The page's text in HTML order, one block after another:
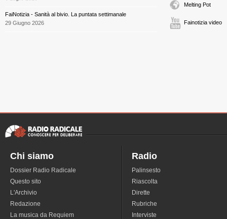
FaiNotizia - Sanità al bivio. La puntata settimanale
29 Giugno 2026
Melting Pot
Fainotizia video
Chi siamo
Dossier Radio Radicale
Questo sito
L'Archivio
Redazione
La musica da Requiem
Radio
Palinsesto
Riascolta
Dirette
Rubriche
Interviste